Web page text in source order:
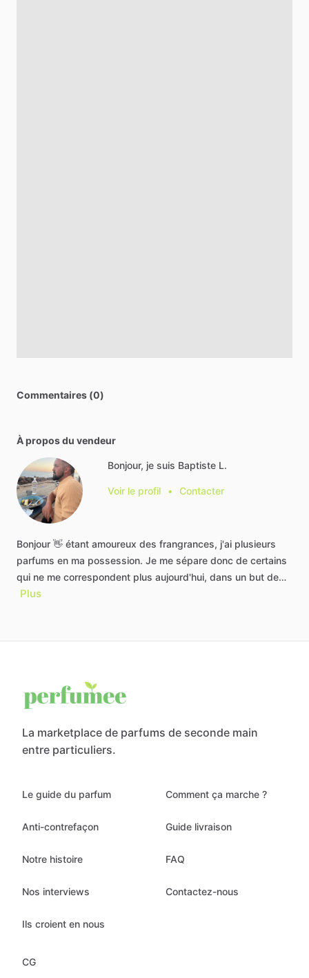
Commentaires (0)
À propos du vendeur
Bonjour, je suis Baptiste L.
Voir le profil • Contacter
Bonjour 👋 étant amoureux des frangrances, j'ai plusieurs
parfums en ma possession. Je me sépare donc de certains
qui ne me correspondent plus aujourd'hui, dans un but de…
Plus
La marketplace de parfums de seconde main
entre particuliers.
Le guide du parfum
Anti-contrefaçon
Notre histoire
Nos interviews
Ils croient en nous
Comment ça marche ?
Guide livraison
FAQ
Contactez-nous
CG